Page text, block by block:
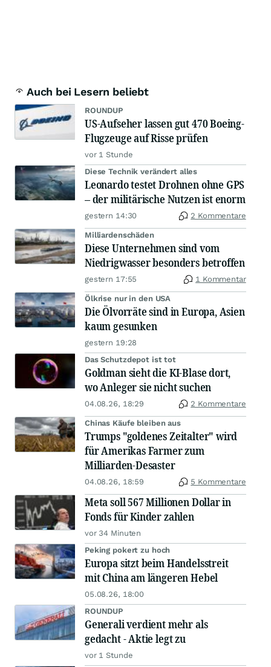
Auch bei Lesern beliebt
ROUNDUP
US-Aufseher lassen gut 470 Boeing-
Flugzeuge auf Risse prüfen
vor 1 Stunde
Diese Technik verändert alles
Leonardo testet Drohnen ohne GPS
– der militärische Nutzen ist enorm
gestern 14:30 2 Kommentare
Milliardenschäden
Diese Unternehmen sind vom
Niedrigwasser besonders betroffen
gestern 17:55 1 Kommentar
Ölkrise nur in den USA
Die Ölvorräte sind in Europa, Asien
kaum gesunken
gestern 19:28
Das Schutzdepot ist tot
Goldman sieht die KI-Blase dort,
wo Anleger sie nicht suchen
04.08.26, 18:29 2 Kommentare
Chinas Käufe bleiben aus
Trumps "goldenes Zeitalter" wird
für Amerikas Farmer zum
Milliarden-Desaster
04.08.26, 18:59 5 Kommentare
Meta soll 567 Millionen Dollar in
Fonds für Kinder zahlen
vor 34 Minuten
Peking pokert zu hoch
Europa sitzt beim Handelsstreit
mit China am längeren Hebel
05.08.26, 18:00
ROUNDUP
Generali verdient mehr als
gedacht - Aktie legt zu
vor 1 Stunde